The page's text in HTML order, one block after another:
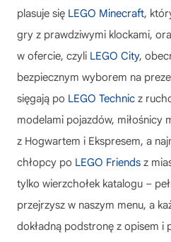
plasuje się LEGO Minecraft,
gry z prawdziwymi klockami,
w ofercie, czyli LEGO City,
bezpiecznym wyborem na
sięgają po LEGO Technic z
modelami pojazdów, miłośnicy
z Hogwartem i Ekspresem, a
chłopcy po LEGO Friends z
tylko wierzchołek katalogu –
przejrzysz w naszym menu, a
dokładną podstronę z opisem i